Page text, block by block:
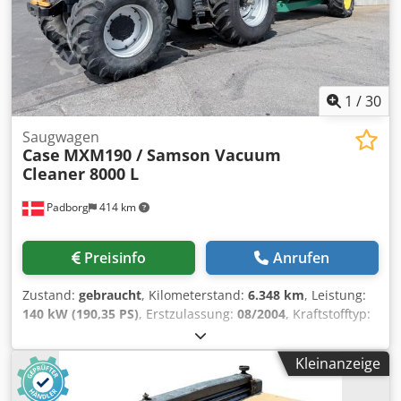
1 /30
Padborg 414 km
Saugwagen
Case MXM190 / Samson Vacuum
Cleaner 8000 L
Preisinfo Anrufen
Zustand: gebraucht, Kilometerstand: 6.348 km, Leistung:
140 kW (190,35 PS), Erstzulassung: 08/2004, Kraftstofftyp:
, Hersteller: Case Modell: MXM190 /
Samson Vakuum-Tankwagen 8000 L Baujahr: 2004
Zustand: Gut Seriennummer: ACM231045 Referenznr.:
8084 Zulassungsdatum: PS: 190 Betriebsstunden: 6348
Kleinanzeige